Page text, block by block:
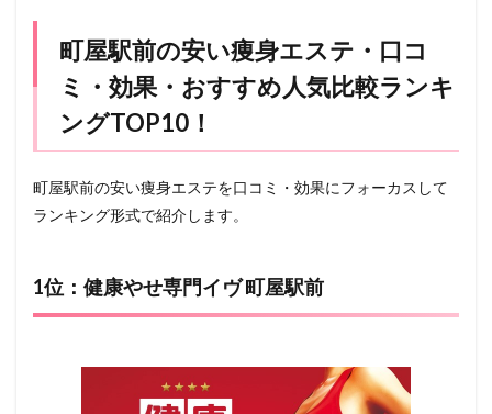
町屋駅前の安い痩身エステ・口コ
ミ・効果・おすすめ人気比較ランキ
ングTOP10！
町屋駅前の安い痩身エステを口コミ・効果にフォーカスして
ランキング形式で紹介します。
1位：健康やせ専門イヴ 町屋駅前